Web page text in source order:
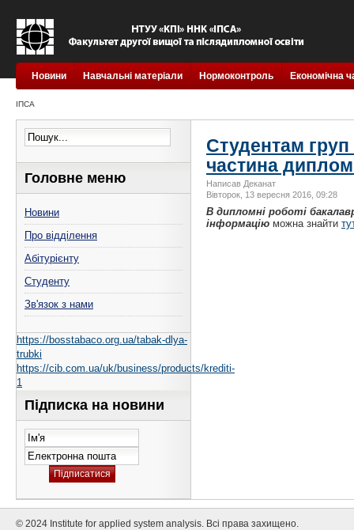
Новини Навчальні матеріали Нормоконтроль Економічна
ІПСА
Студентам груп
частина
Написав Деканат
Вівторок, 13 вересня 2016, 09:28
В дипломні роботі
інформацію можна знайти
Головне меню
Новини
Про відділення
Абітурієнту
Студенту
Зв'язок з нами
https://bosstabaco.org.ua/tabak-dlya-
trubki
https://cib.com.ua/uk/business/products/krediti-
1
Підписка на новини
© 2024 Institute for applied system analysis. Всі права захищено.